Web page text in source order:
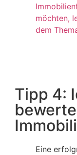
möchten,
dem
Tipp 4:
Eine